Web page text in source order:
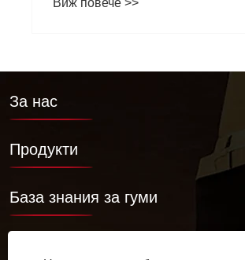
скъпо струващия престой на LHD
За нас
Продукти
База знания за гуми